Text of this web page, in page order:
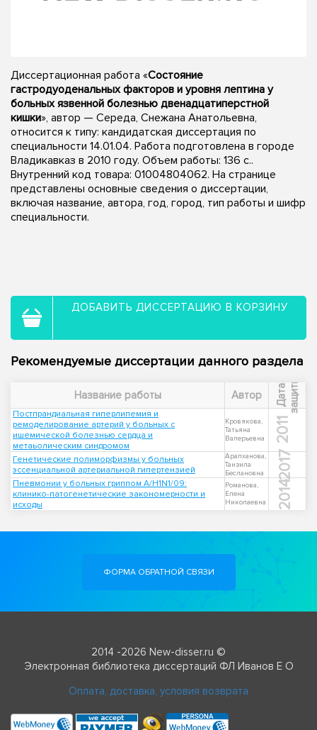
Диссертационная работа «Состояние
гастродуоденальных факторов и уровня лептина у
больных язвенной болезнью двенадцатиперстной
кишки», автор — Середа, Снежана Анатольевна,
относится к типу: кандидатская диссертация по
специальности 14.01.04. Работа подготовлена в городе
Владикавказ в 2010 году. Объем работы: 136 с..
Внутренний код товара: 01004804062. На странице
представлены основные сведения о диссертации,
включая название, автора, год, город, тип работы и шифр
специальности.
ДОБАВИТЬ ДИССЕРТАЦИЮ В КОРЗИНУ
Рекомендуемые диссертации данного раздела
Название работы Автор Д
а
т
а
з
а
щ
и
т ы
Постпрандиальная гиперлипемия и
ремоделирование артерий у больных с
ишемической болезнью сердца и
метаьолическим синдромом
Кровякова,
Татьяна
Валерьевна
2011
Генетические полиморфизмы у больных
эссенциальной артериальной гипертензией
Арапханова,
Танзила
Беслановна
2017
Пневмонии у больных гриппом А/H1N1/09:
клинико-патогенетические закономерности и
исходы
Романова,
Елена
Николаевна
2014
ФОРМА ОБРАТНОЙ СВЯЗИ
2014 -2026 New-disser.ru ©
Электронная библиотека диссертаций ФЛ Иванов Е О
Оплата, доставка, условия возврата